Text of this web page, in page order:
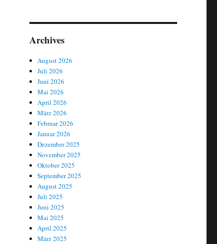
Archives
August 2026
Juli 2026
Juni 2026
Mai 2026
April 2026
März 2026
Februar 2026
Januar 2026
Dezember 2025
November 2025
Oktober 2025
September 2025
August 2025
Juli 2025
Juni 2025
Mai 2025
April 2025
März 2025